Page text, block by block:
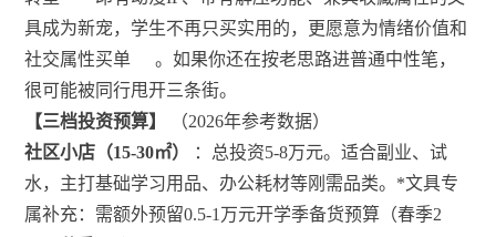
具成为新宠，学生不再只买实用的，更愿意为情绪价值和
社交属性买单
。如果你还在按老思路进普通中性笔，
很可能被同行甩开三条街。
【三档投资预算】
（2026年参考数据）
社区小店（15-30㎡）
：总投资5-8万元。适合副业、试
水，主打基础学习用品、办公耗材等刚需品类。 *文具专
属补充：需额外预留0.5-1万元开学季备货预算（春季2